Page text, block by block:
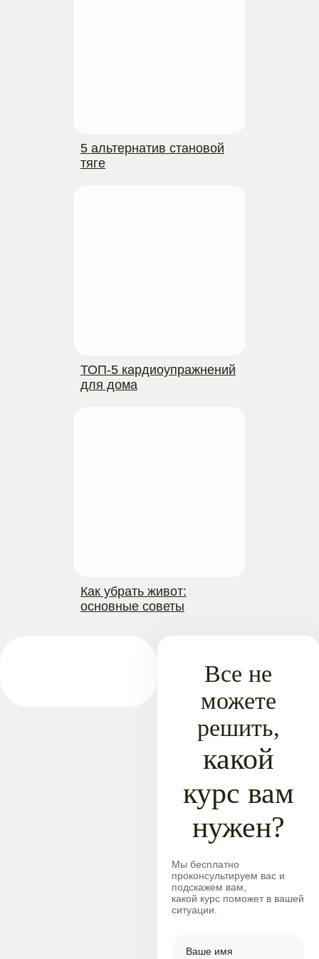
5 альтернатив становой
тяге
ТОП-5 кардиоупражнений
для дома
Как убрать живот:
основные советы
Все не
можете
решить,
какой
курс вам
нужен?
Мы бесплатно
проконсультируем вас и
подскажем вам,
какой курс поможет в вашей
ситуации.